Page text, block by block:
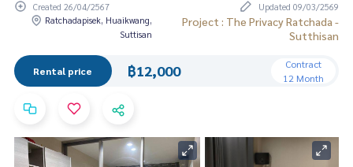
Created 26/04/2567
Updated 09/03/2569
Ratchadapisek, Huaikwang,
Suttisan
Project : The Privacy Ratchada -
Sutthisan
Rental price ฿12,000
Contract
12 Month